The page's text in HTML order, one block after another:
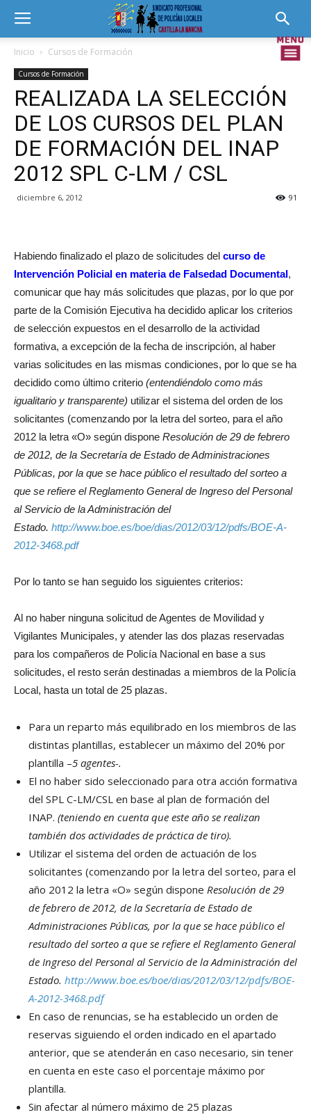
Inicio Cursos de Formación
Cursos de Formación
REALIZADA LA SELECCIÓN
DE LOS CURSOS DEL PLAN
DE FORMACIÓN DEL INAP
2012 SPL C-LM / CSL
diciembre 6, 2012 91
Habiendo finalizado el plazo de solicitudes del curso de
Intervención Policial en materia de Falsedad Documental,
comunicar que hay más solicitudes que plazas, por lo que por
parte de la Comisión Ejecutiva ha decidido aplicar los criterios
de selección expuestos en el desarrollo de la actividad
formativa, a excepción de la fecha de inscripción, al haber
varias solicitudes en las mismas condiciones, por lo que se ha
decidido como último criterio (entendiéndolo como más
igualitario y transparente) utilizar el sistema del orden de los
solicitantes (comenzando por la letra del sorteo, para el año
2012 la letra «O» según dispone Resolución de 29 de febrero
de 2012, de la Secretaría de Estado de Administraciones
Públicas, por la que se hace público el resultado del sorteo a
que se refiere el Reglamento General de Ingreso del Personal
al Servicio de la Administración del
Estado. http://www.boe.es/boe/dias/2012/03/12/pdfs/BOE-A-
2012-3468.pdf
Por lo tanto se han seguido los siguientes criterios:
Al no haber ninguna solicitud de Agentes de Movilidad y
Vigilantes Municipales, y atender las dos plazas reservadas
para los compañeros de Policía Nacional en base a sus
solicitudes, el resto serán destinadas a miembros de la Policía
Local, hasta un total de 25 plazas.
Para un reparto más equilibrado en los miembros de las
distintas plantillas, establecer un máximo del 20% por
plantilla –5 agentes-.
El no haber sido seleccionado para otra acción formativa
del SPL C-LM/CSL en base al plan de formación del
INAP. (teniendo en cuenta que este año se realizan
también dos actividades de práctica de tiro).
Utilizar el sistema del orden de actuación de los
solicitantes (comenzando por la letra del sorteo, para el
año 2012 la letra «O» según dispone Resolución de 29
de febrero de 2012, de la Secretaría de Estado de
Administraciones Públicas, por la que se hace público el
resultado del sorteo a que se refiere el Reglamento General
de Ingreso del Personal al Servicio de la Administración del
Estado. http://www.boe.es/boe/dias/2012/03/12/pdfs/BOE-
A-2012-3468.pdf
En caso de renuncias, se ha establecido un orden de
reservas siguiendo el orden indicado en el apartado
anterior, que se atenderán en caso necesario, sin tener
en cuenta en este caso el porcentaje máximo por
plantilla.
Sin afectar al número máximo de 25 plazas